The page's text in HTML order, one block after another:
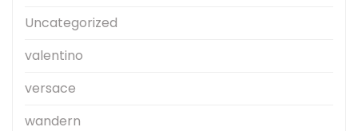
Uncategorized
valentino
versace
wandern